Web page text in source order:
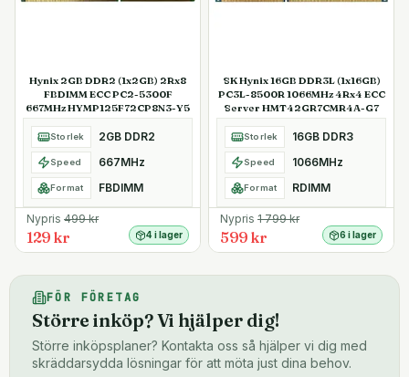
Hynix 2GB DDR2 (1x2GB) 2Rx8
FBDIMM ECC PC2-5300F
667MHz HYMP125F72CP8N3-Y5
Storlek 2GB DDR2
Speed 667MHz
Format FBDIMM
Nypris 499kr
129 kr 4 i lager
SK Hynix 16GB DDR3L (1x16GB)
PC3L-8500R 1066MHz 4Rx4 ECC
Server HMT42GR7CMR4A-G7
Storlek 16GB DDR3
Speed 1066MHz
Format RDIMM
Nypris 1 799kr
599 kr 6 i lager
FÖR FÖRETAG
Större inköp? Vi hjälper dig!
Större inköpsplaner? Kontakta oss så hjälper vi dig med
skräddarsydda lösningar för att möta just dina behov.